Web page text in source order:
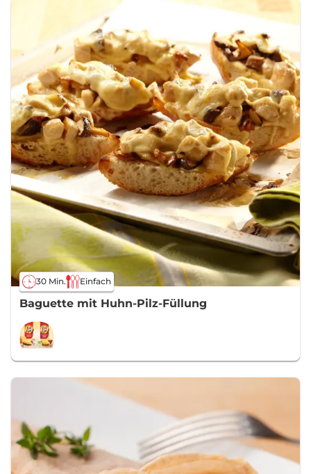
30 Min. Einfach
Baguette mit Huhn-Pilz-Füllung